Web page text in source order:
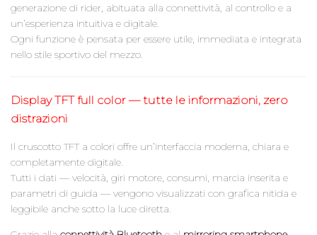
generazione di rider, abituata alla connettività, al controllo e a
un’esperienza intuitiva e digitale.
Ogni funzione è pensata per essere utile, immediata e integrata
nello stile sportivo del mezzo.
Display TFT full color — tutte le informazioni, zero
distrazioni
Il cruscotto TFT a colori offre un’interfaccia moderna, chiara e
completamente digitale.
Tutti i dati — velocità, giri motore, consumi, marcia inserita e
parametri di guida — vengono visualizzati con grafica nitida e
leggibile anche sotto la luce diretta.